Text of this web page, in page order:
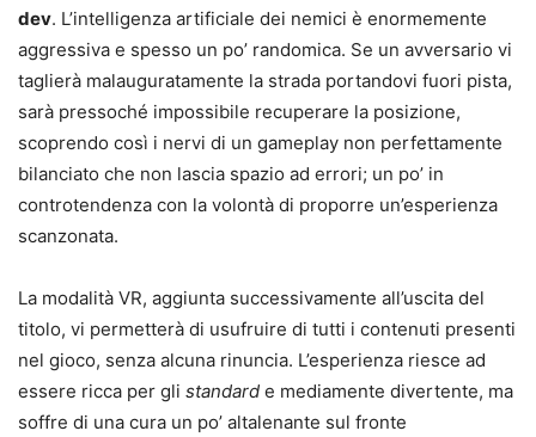
dev. L’intelligenza artificiale dei nemici è enormemente
aggressiva e spesso un po’ randomica. Se un avversario vi
taglierà malauguratamente la strada portandovi fuori pista,
sarà pressoché impossibile recuperare la posizione,
scoprendo così i nervi di un gameplay non perfettamente
bilanciato che non lascia spazio ad errori; un po’ in
controtendenza con la volontà di proporre un’esperienza
scanzonata.
La modalità VR, aggiunta successivamente all’uscita del
titolo, vi permetterà di usufruire di tutti i contenuti presenti
nel gioco, senza alcuna rinuncia. L’esperienza riesce ad
essere ricca per gli standard e mediamente divertente, ma
soffre di una cura un po’ altalenante sul fronte